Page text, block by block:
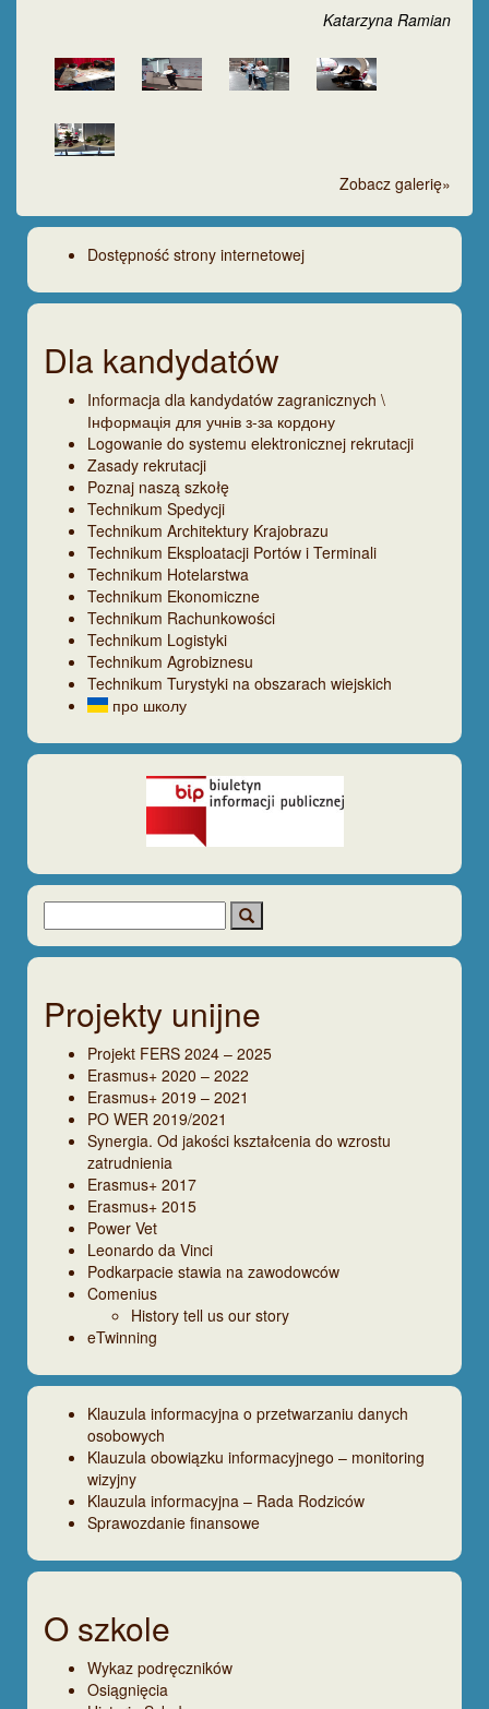
Katarzyna Ramian
Zobacz galerię»
Dostępność strony internetowej
Dla kandydatów
Informacja dla kandydatów zagranicznych \
Інформація для учнів з-за кордону
Logowanie do systemu elektronicznej rekrutacji
Zasady rekrutacji
Poznaj naszą szkołę
Technikum Spedycji
Technikum Architektury Krajobrazu
Technikum Eksploatacji Portów i Terminali
Technikum Hotelarstwa
Technikum Ekonomiczne
Technikum Rachunkowości
Technikum Logistyki
Technikum Agrobiznesu
Technikum Turystyki na obszarach wiejskich
про школу
Projekty unijne
Projekt FERS 2024 – 2025
Erasmus+ 2020 – 2022
Erasmus+ 2019 – 2021
PO WER 2019/2021
Synergia. Od jakości kształcenia do wzrostu
zatrudnienia
Erasmus+ 2017
Erasmus+ 2015
Power Vet
Leonardo da Vinci
Podkarpacie stawia na zawodowców
Comenius
History tell us our story
eTwinning
Klauzula informacyjna o przetwarzaniu danych
osobowych
Klauzula obowiązku informacyjnego – monitoring
wizyjny
Klauzula informacyjna – Rada Rodziców
Sprawozdanie finansowe
O szkole
Wykaz podręczników
Osiągnięcia